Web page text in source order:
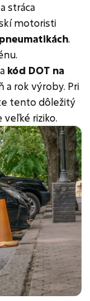
stráca
motoristi
.
kód DOT na
a rok výroby. Pri
tento dôležitý
veľké riziko.